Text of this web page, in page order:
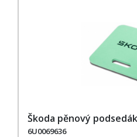
Škoda pěnový podsedák
6U0069636